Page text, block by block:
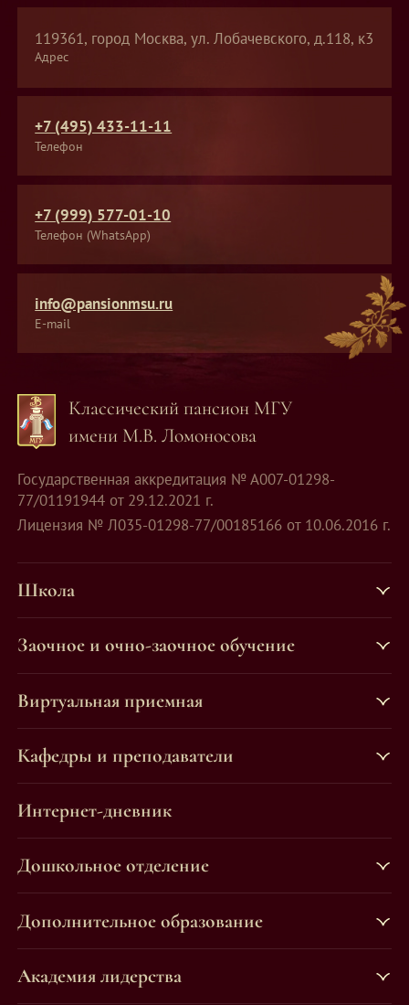
119361, город Москва, ул. Лобачевского, д.118, к3
Адрес
+7 (495) 433-11-11
Телефон
+7 (999) 577-01-10
Телефон (WhatsApp)
info@pansionmsu.ru
E-mail
Классический пансион МГУ
имени М.В. Ломоносова
Государственная аккредитация № А007-01298-
77/01191944 от 29.12.2021 г.
Лицензия № Л035-01298-77/00185166 от 10.06.2016 г.
Школа
Заочное и очно-заочное обучение
Виртуальная приемная
Кафедры и преподаватели
Интернет-дневник
Дошкольное отделение
Дополнительное образование
Академия лидерства